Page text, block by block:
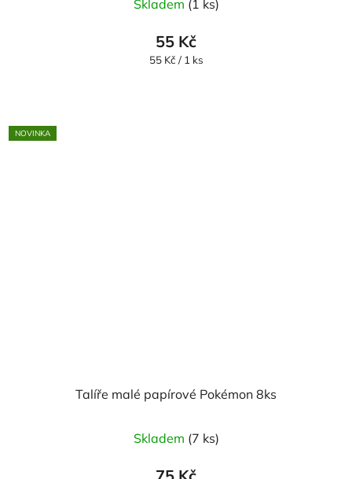
Skladem (1 ks)
55 Kč
Měrná
55 Kč / 1 ks
NOVINKA
Talíře malé papírové Pokémon 8ks
Skladem (7 ks)